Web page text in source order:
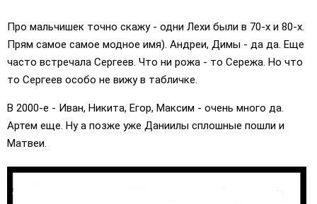
Про мальчишек точно скажу - одни Лехи были в 70-х и 80-х.
Прям самое самое модное имя). Андреи, Димы - да да. Еще
часто встречала Сергеев. Что ни рожа - то Сережа. Но что
то Сергеев особо не вижу в табличке.
В 2000-е - Иван, Никита, Егор, Максим - очень много да.
Артем еще. Ну а позже уже Даниилы сплошные пошли и
Матвеи.